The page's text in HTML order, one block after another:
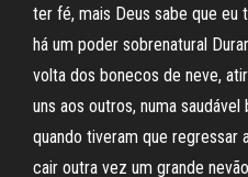
ter fé, mais Deus sabe que
há um poder sobrenatural
volta dos bonecos de neve,
uns aos outros, numa
quando tiveram que regressar
cair outra vez um grande